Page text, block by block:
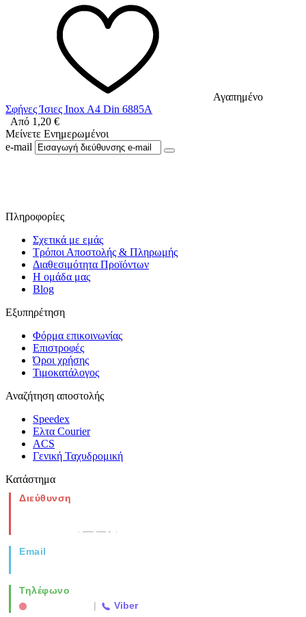
Αγαπημένο
Σφήνες Ίσιες Inox A4 Din 6885A
Από 1,20 €
Μείνετε Ενημερωμένοι
e-mail
Πληροφορίες
Σχετικά με εμάς
Τρόποι Αποστολής & Πληρωμής
Διαθεσιμότητα Προϊόντων
Η ομάδα μας
Blog
Εξυπηρέτηση
Φόρμα επικοινωνίας
Επιστροφές
Όροι χρήσης
Τιμοκατάλογος
Αναζήτηση αποστολής
Speedex
Ελτα Courier
ACS
Γενική Ταχυδρομική
Κατάστημα
Διεύθυνση
Email
Τηλέφωνο
| Viber